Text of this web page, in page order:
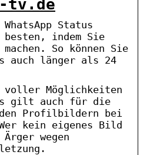
tv.de
Status
besten, indem Sie
So können Sie
auch länger als 24
Möglichkeiten
gilt auch für die
Profilbildern bei
kein eigenes Bild
wegen